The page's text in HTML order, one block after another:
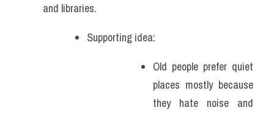
and libraries.
Supporting idea:
Old people prefer quiet
places mostly because
they hate noise and